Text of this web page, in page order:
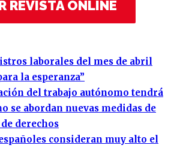
REVISTA ONLINE
laborales del mes de abril
la esperanza”
del trabajo autónomo tendrá
se abordan nuevas medidas de
derechos
consideran muy alto el